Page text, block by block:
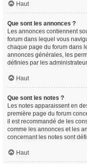
Haut
Que sont les annonces ?
Les annonces contiennent
forum dans lequel vous
chaque page du forum dans
annonces générales, les
définies par les
Haut
Que sont les notes ?
Les notes apparaissent en
première page du forum
il est recommandé de les
comme les annonces et les
concernant les notes sont
Haut